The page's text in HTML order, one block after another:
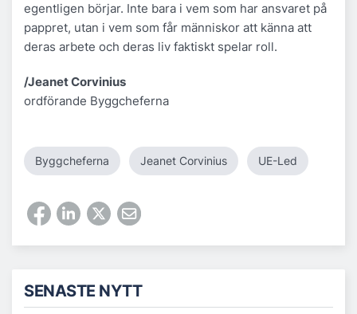
egentligen börjar. Inte bara i vem som har ansvaret på
pappret, utan i vem som får människor att känna att
deras arbete och deras liv faktiskt spelar roll.
/Jeanet Corvinius
ordförande Byggcheferna
Byggcheferna Jeanet Corvinius UE-Led
SENASTE NYTT